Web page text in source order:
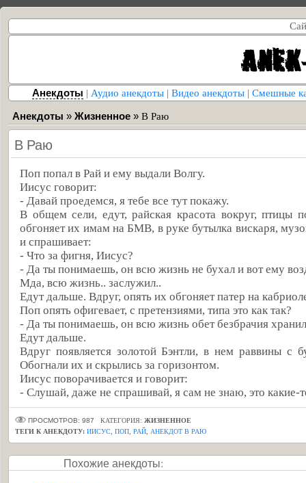
Анекдоты | Аудио анекдоты | Видео анекдоты | Смешные
Анекдоты » Жизненное » В Раю
В Раю
Поп попал в Рай и ему выдали Волгу.
Иисус говорит:
- Давай проедемся, я тебе все тут покажу.
В общем сели, едут, райская красота вокруг, птицы
обгоняет их имам на БМВ, в руке бутылка вискаря,
и спрашивает:
- Что за фигня, Иисус?
- Да ты понимаешь, он всю жизнь не бухал и вот ему
Мда, всю жизнь.. заслужил..
Едут дальше. Вдруг, опять их обгоняет патер на
Поп опять офигевает, с претензиями, типа это как так?
- Да ты понимаешь, он всю жизнь обет безбрачия хранил
Едут дальше.
Вдруг появляется золотой Бэнтли, в нем раввины с
Обогнали их и скрылись за горизонтом.
Иисус поворачивается и говорит:
- Слушай, даже не спрашивай, я сам не знаю, это какие-
ПРОСМОТРОВ: 987 КАТЕГОРИЯ: ЖИЗНЕННОЕ
ТЕГИ К АНЕКДОТУ: ИИСУС ПОП РАЙ АНЕКДОТ В РАЮ
Похожие анекдоты: